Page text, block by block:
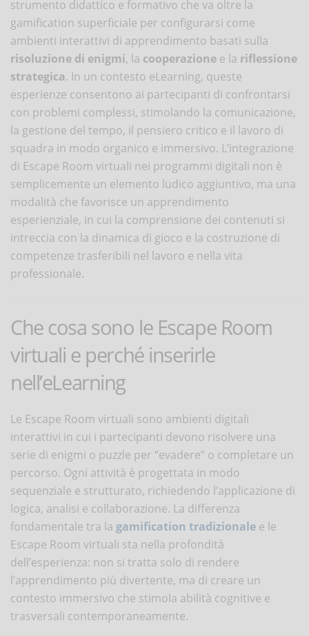
strumento didattico e formativo che va oltre la
gamification superficiale per configurarsi come
ambienti interattivi di apprendimento basati sulla
risoluzione di enigmi, la cooperazione e la riflessione
strategica. In un contesto eLearning, queste
esperienze consentono ai partecipanti di confrontarsi
con problemi complessi, stimolando la comunicazione,
la gestione del tempo, il pensiero critico e il lavoro di
squadra in modo organico e immersivo. L’integrazione
di Escape Room virtuali nei programmi digitali non è
semplicemente un elemento ludico aggiuntivo, ma una
modalità che favorisce un apprendimento
esperienziale, in cui la comprensione dei contenuti si
intreccia con la dinamica di gioco e la costruzione di
competenze trasferibili nel lavoro e nella vita
professionale.
Che cosa sono le Escape Room
virtuali e perché inserirle
nell’eLearning
Le Escape Room virtuali sono ambienti digitali
interattivi in cui i partecipanti devono risolvere una
serie di enigmi o puzzle per “evadere” o completare un
percorso. Ogni attività è progettata in modo
sequenziale e strutturato, richiedendo l’applicazione di
logica, analisi e collaborazione. La differenza
fondamentale tra la gamification tradizionale e le
Escape Room virtuali sta nella profondità
dell’esperienza: non si tratta solo di rendere
l’apprendimento più divertente, ma di creare un
contesto immersivo che stimola abilità cognitive e
trasversali contemporaneamente.